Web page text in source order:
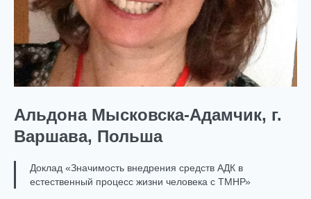
Альдона Мысковска-Адамчик, г.
Варшава, Польша
Доклад «Значимость внедрения средств АДК в
естественный процесс жизни человека с ТМНР»